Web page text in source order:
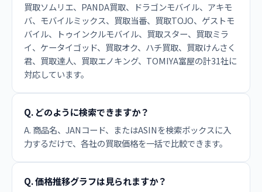
買取ソムリエ、PANDA買取、ドラゴンモバイル、アキモ
バ、モバイルミックス、買取当番、買取TOJO、ゲストモ
バイル、トゥインクルモバイル、買取スター、買取ミラ
イ、ケータイゴッド、買取オク、ハチ買取、買取けんさく
君、買取達人、買取エノキング、TOMIYA富屋の計31社に
対応しています。
Q. どのように検索できますか？
A. 商品名、JANコード、またはASINを検索ボックスに入
力するだけで、各社の買取価格を一括で比較できます。
Q. 価格推移グラフは見られますか？